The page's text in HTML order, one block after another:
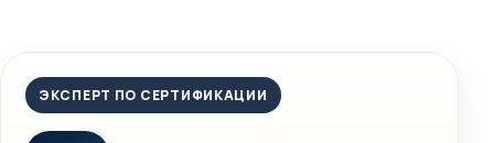
ЭКСПЕРТ ПО СЕРТИФИКАЦИИ